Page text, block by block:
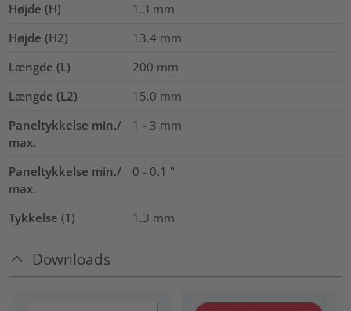
Højde (H)
1.3 mm
Højde (H2)
13.4 mm
Længde (L)
200 mm
Længde (L2)
15.0 mm
Paneltykkelse min./
max.
1 - 3 mm
Paneltykkelse min./
max.
0 - 0.1 "
Tykkelse (T) 1.3 mm
Downloads